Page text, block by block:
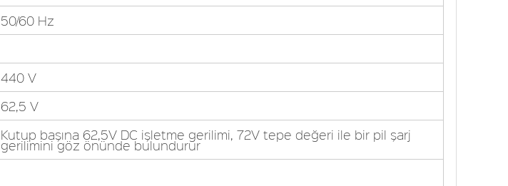
50/60 Hz
440 V
62,5 V
Kutup başına 62,5V DC işletme gerilimi, 72V tepe değeri ile bir pil şarj
gerilimini göz önünde bulundurur